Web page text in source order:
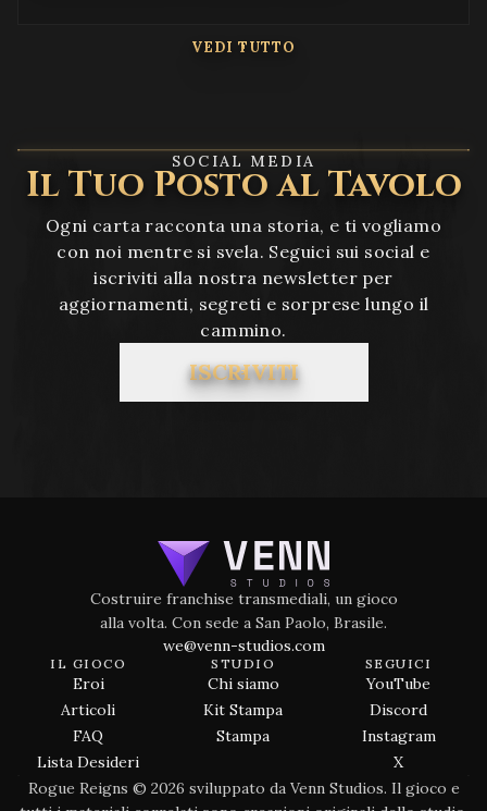
VEDI TUTTO
SOCIAL MEDIA
Il Tuo Posto al Tavolo
Ogni carta racconta una storia, e ti vogliamo
con noi mentre si svela. Seguici sui social e
iscriviti alla nostra newsletter per
aggiornamenti, segreti e sorprese lungo il
cammino.
ISCRIVITI
Costruire franchise transmediali, un gioco
alla volta. Con sede a San Paolo, Brasile.
we@venn-studios.com
IL GIOCO
Eroi
Articoli
FAQ
Lista Desideri
STUDIO
Chi siamo
Kit Stampa
Stampa
SEGUICI
YouTube
Discord
Instagram
X
Rogue Reigns © 2026 sviluppato da Venn Studios. Il gioco e